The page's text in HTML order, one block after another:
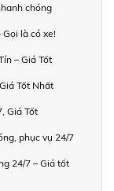
chóng
là có xe!
– Giá Tốt
Tốt Nhất
Giá Tốt
phục vụ 24/7
24/7 – Giá tốt